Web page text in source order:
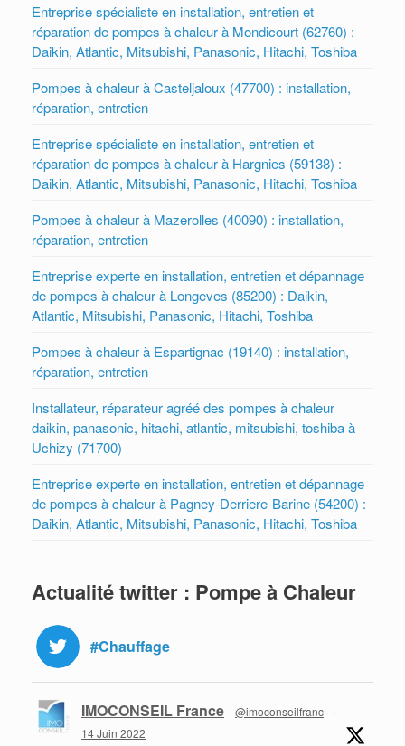
Entreprise spécialiste en installation, entretien et
réparation de pompes à chaleur à Mondicourt (62760) :
Daikin, Atlantic, Mitsubishi, Panasonic, Hitachi, Toshiba
Pompes à chaleur à Casteljaloux (47700) : installation,
réparation, entretien
Entreprise spécialiste en installation, entretien et
réparation de pompes à chaleur à Hargnies (59138) :
Daikin, Atlantic, Mitsubishi, Panasonic, Hitachi, Toshiba
Pompes à chaleur à Mazerolles (40090) : installation,
réparation, entretien
Entreprise experte en installation, entretien et dépannage
de pompes à chaleur à Longeves (85200) : Daikin,
Atlantic, Mitsubishi, Panasonic, Hitachi, Toshiba
Pompes à chaleur à Espartignac (19140) : installation,
réparation, entretien
Installateur, réparateur agréé des pompes à chaleur
daikin, panasonic, hitachi, atlantic, mitsubishi, toshiba à
Uchizy (71700)
Entreprise experte en installation, entretien et dépannage
de pompes à chaleur à Pagney-Derriere-Barine (54200) :
Daikin, Atlantic, Mitsubishi, Panasonic, Hitachi, Toshiba
Actualité twitter : Pompe à Chaleur
#Chauffage
IMOCONSEIL France @imoconseilfranc
·
14 Juin 2022